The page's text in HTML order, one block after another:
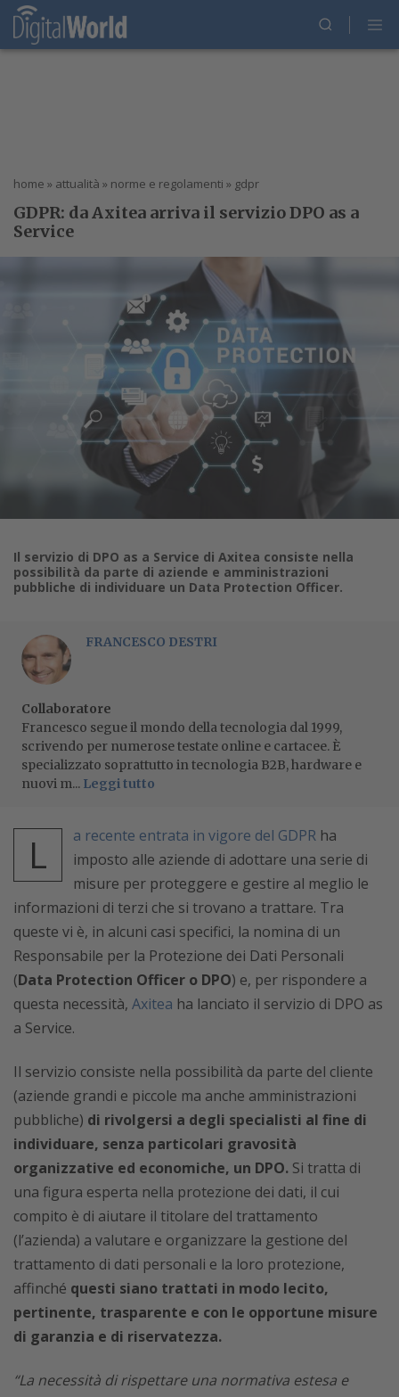
home » attualità » norme e regolamenti » gdpr
GDPR: da Axitea arriva il servizio DPO as a
Service
Il servizio di DPO as a Service di Axitea consiste nella
possibilità da parte di aziende e amministrazioni
pubbliche di individuare un Data Protection Officer.
FRANCESCO DESTRI
Collaboratore
Francesco segue il mondo della tecnologia dal 1999,
scrivendo per numerose testate online e cartacee. È
specializzato soprattutto in tecnologia B2B, hardware e
nuovi m... Leggi tutto
L a recente entrata in vigore del GDPR ha
imposto alle aziende di adottare una serie di
misure per proteggere e gestire al meglio le
informazioni di terzi che si trovano a trattare. Tra
queste vi è, in alcuni casi specifici, la nomina di un
Responsabile per la Protezione dei Dati Personali
(Data Protection Officer o DPO) e, per rispondere a
questa necessità, Axitea ha lanciato il servizio di DPO as
a Service.
Il servizio consiste nella possibilità da parte del cliente
(aziende grandi e piccole ma anche amministrazioni
pubbliche) di rivolgersi a degli specialisti al fine di
individuare, senza particolari gravosità
organizzative ed economiche, un DPO. Si tratta di
una figura esperta nella protezione dei dati, il cui
compito è di aiutare il titolare del trattamento
(l’azienda) a valutare e organizzare la gestione del
trattamento di dati personali e la loro protezione,
affinché questi siano trattati in modo lecito,
pertinente, trasparente e con le opportune misure
di garanzia e di riservatezza.
“La necessità di rispettare una normativa estesa e